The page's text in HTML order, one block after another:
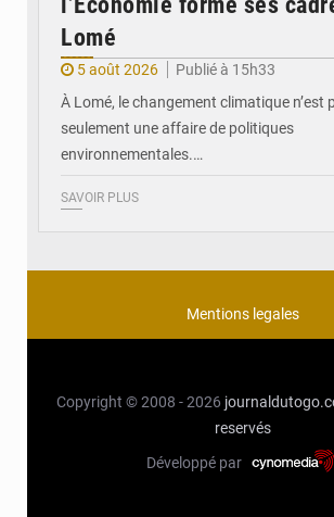
Lomé
5 août 2026
Publié à 15h33
À Lomé, le changement climatique n’est
seulement une affaire de politiques
environnementales.…
SAVOIR PLUS
Mentions legales
Copyright © 2008 - 2026
reservés
Développé par